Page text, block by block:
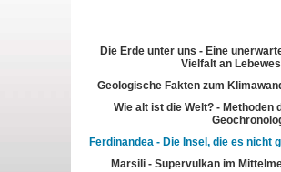
Die Erde unter uns - Eine
Vielfalt an
Geologische Fakten zum
Wie alt ist die Welt? - Methoden
Ferdinandea - Die Insel, die es nicht
Marsili - Supervulkan im